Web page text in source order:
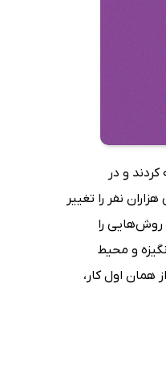
و در
نفر را تغییر
را
و محیط
اول کار،